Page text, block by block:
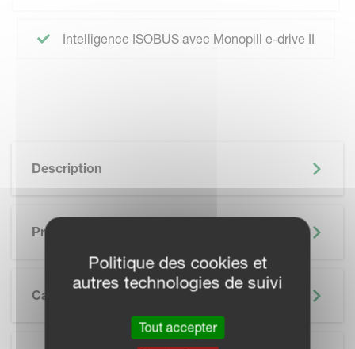
Intelligence ISOBUS avec Monopill e-drive II
Description
Principaux Avantages
Caractéristiques
Politique des cookies et
autres technologies de suivi
Tout accepter